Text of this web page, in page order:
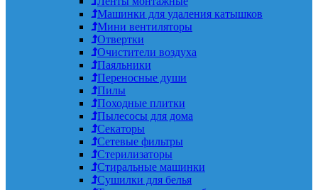
Машинки для удаления катышков
Мини вентиляторы
Отвертки
Очистители воздуха
Паяльники
Переносные души
Пилы
Походные плитки
Пылесосы для дома
Секаторы
Сетевые фильтры
Стерилизаторы
Стиральные машинки
Сушилки для белья